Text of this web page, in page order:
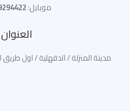
موبايل:
العنوان
مدينة المنزلة / الدقهلية / اول طريق